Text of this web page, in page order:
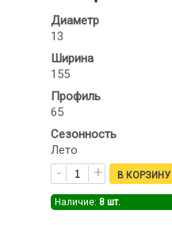
Диаметр
13
Ширина
155
Профиль
65
Сезонность
Лето
Наличие: 8 шт.